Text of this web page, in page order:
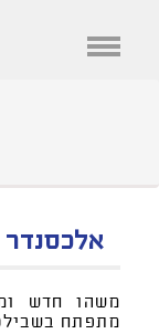
משהו חדש
מתפתח